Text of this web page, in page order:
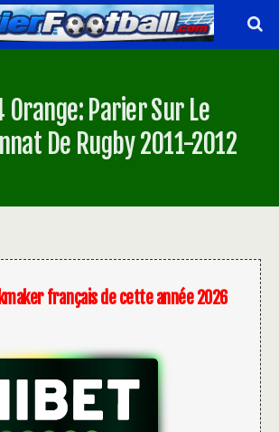
Orange: Parier Sur Le
De Rugby 2011-2012
français de cette année 2026